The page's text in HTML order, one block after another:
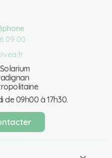
09 00
de 09h00 à 17h30.